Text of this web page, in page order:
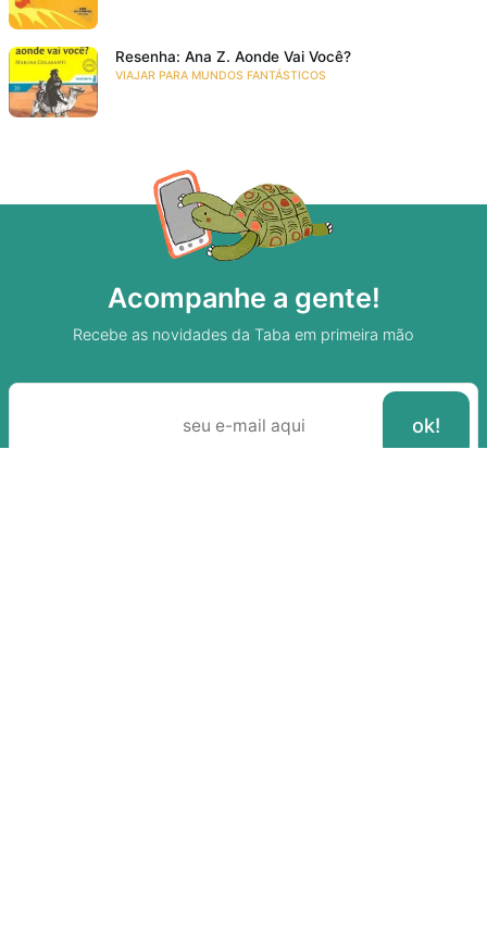
Resenha: Ana Z. Aonde Vai Você?
VIAJAR PARA MUNDOS FANTÁSTICOS
Acompanhe a gente!
Recebe as novidades da Taba em primeira mão